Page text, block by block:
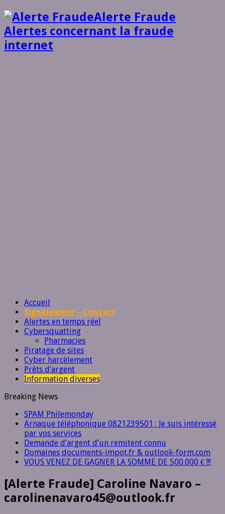
Alerte Fraude
Alertes concernant la fraude
internet
Accueil
Signalement – Contact
Alertes en temps réel
Cybersquatting
Pharmacies
Piratage de sites
Cyber harcèlement
Prêts d’argent
Information diverses
Breaking News
SPAM Philemonday
Arnaque téléphonique 0821239501 : Je suis intéressé
par vos services
Demande d’argent d’un remitent connu
Domaines documents-impot.fr & outlook-form.com
VOUS VENEZ DE GAGNER LA SOMME DE 500.000 € !!!
[Alerte Fraude] Caroline Navaro –
carolinenavaro45@outlook.fr